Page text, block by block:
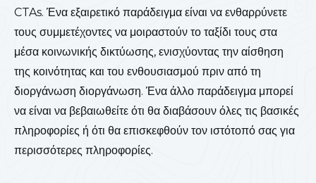
CTAs. Ένα εξαιρετικό παράδειγμα είναι να ενθαρρύνετε
τους συμμετέχοντες να μοιραστούν το ταξίδι τους στα
μέσα κοινωνικής δικτύωσης, ενισχύοντας την αίσθηση
της κοινότητας και του ενθουσιασμού πριν από τη
διοργάνωση διοργάνωση. Ένα άλλο παράδειγμα μπορεί
να είναι να βεβαιωθείτε ότι θα διαβάσουν όλες τις βασικές
πληροφορίες ή ότι θα επισκεφθούν τον ιστότοπό σας για
περισσότερες πληροφορίες.